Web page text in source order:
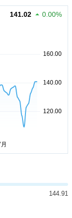
141.02 0.00%
144.91